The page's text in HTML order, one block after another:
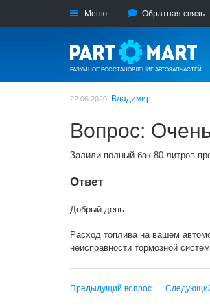
Меню Обратная связь
РАЗУМНОЕ ВОССТАНОВЛЕНИЕ АВТОЗАПЧАСТЕЙ
22.06.2020 Владимир
Вопрос:
Залили полный бак 80 литров
Ответ
Добрый день.
Расход топлива на вашем
неисправности тормозной
Предыдущий вопрос